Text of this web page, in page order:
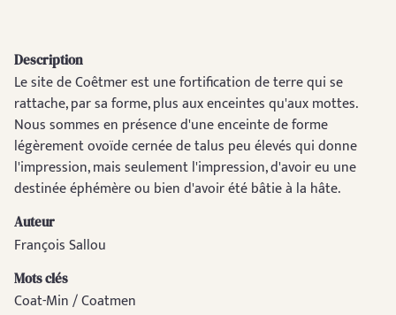
Description
Le site de Coêtmer est une fortification de terre qui se
rattache, par sa forme, plus aux enceintes qu'aux mottes.
Nous sommes en présence d'une enceinte de forme
légèrement ovoïde cernée de talus peu élevés qui donne
l'impression, mais seulement l'impression, d'avoir eu une
destinée éphémère ou bien d'avoir été bâtie à la hâte.
Auteur
François Sallou
Mots clés
Coat-Min / Coatmen